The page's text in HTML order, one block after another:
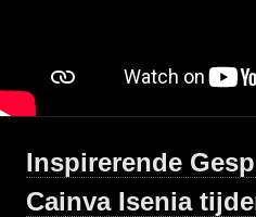
Inspirerende
Cainva Isenia